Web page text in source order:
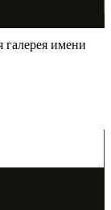
галерея имени